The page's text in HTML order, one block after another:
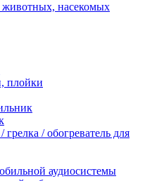
животных, насекомых
плойки
грелка / обогреватель для
аудиосистемы